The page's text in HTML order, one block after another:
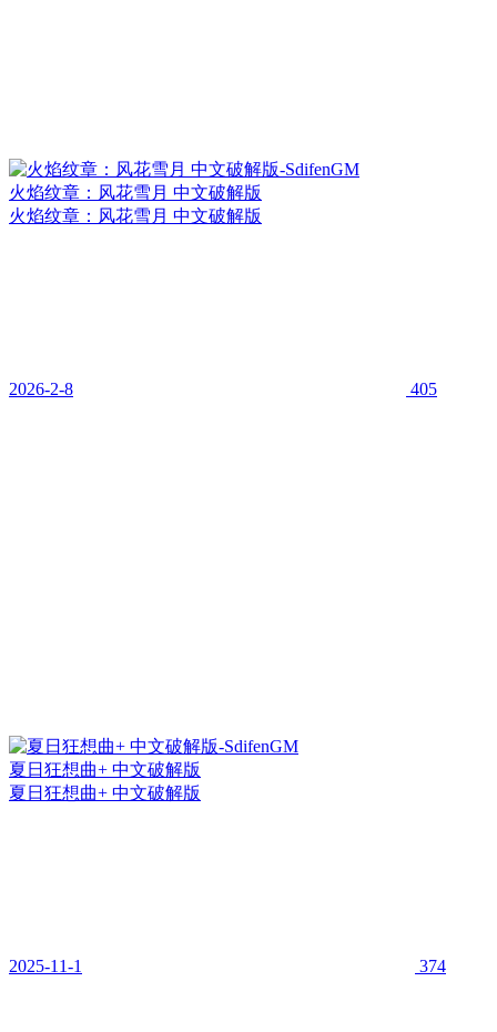
火焰纹章：风花雪月 中文破解版
火焰纹章：风花雪月 中文破解版
2026-2-8 405
夏日狂想曲+ 中文破解版
夏日狂想曲+ 中文破解版
2025-11-1 374